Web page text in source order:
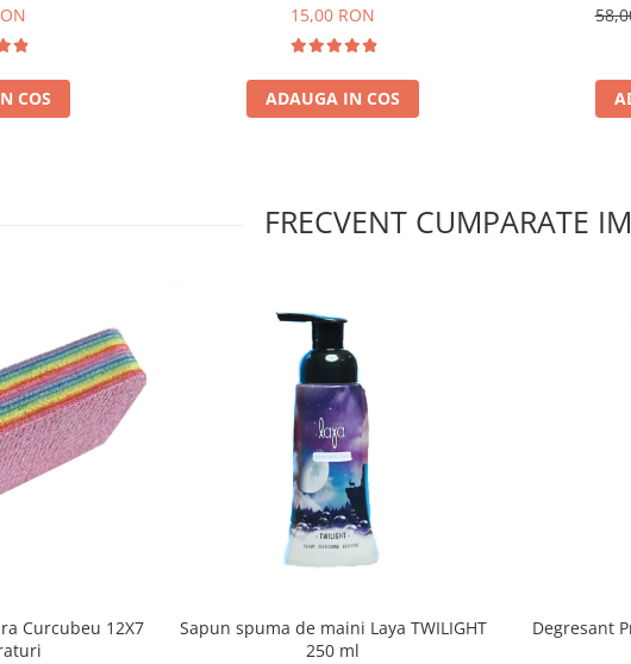
COS
15,00 RON
ADAUGA IN COS
FRECVENT CUMPARATE
Curcubeu 12X7
Sapun spuma de maini Laya TWILIGHT
250 ml
Degresant